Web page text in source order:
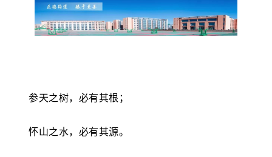
参天之树，必有其根；
怀山之水，必有其源。